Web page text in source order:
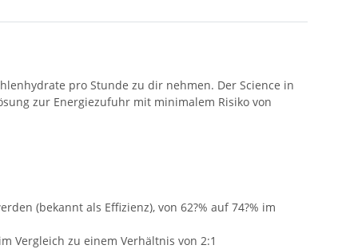
pro Stunde zu dir nehmen. Der Science in
zur Energiezufuhr mit minimalem Risiko von
(bekannt als Effizienz), von 62?% auf 74?% im
Vergleich zu einem Verhältnis von 2:1